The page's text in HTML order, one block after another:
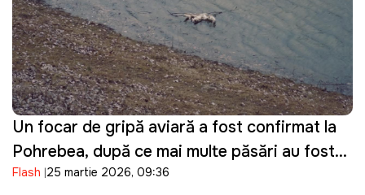
Un focar de gripă aviară a fost confirmat la
Pohrebea, după ce mai multe păsări au fost
descoperite moarte pe Nistru
Flash 25 martie 2026, 09:36